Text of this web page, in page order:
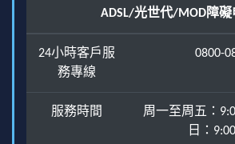
ADSL/光世代/MOD障礙
24小時客戶服
務專線
0800-
服務時間
周一至周五：
日：